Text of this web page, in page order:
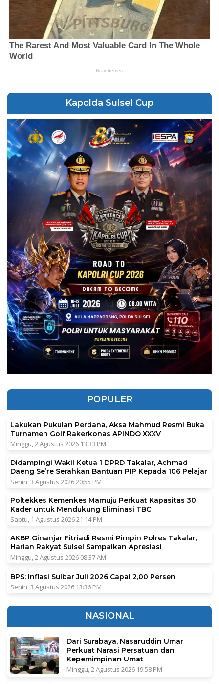
Kapolda Sulsel Cup
POPULER
Lakukan Pukulan Perdana, Aksa Mahmud Resmi Buka
Turnamen Golf Rakerkonas APINDO XXXV
Minggu, 2 Agustus 2026 13:33 PM
Didampingi Wakil Ketua 1 DPRD Takalar, Achmad
Daeng Se’re Serahkan Bantuan PIP Kepada 106 Pelajar
Senin, 3 Agustus 2026 20:55 PM
Poltekkes Kemenkes Mamuju Perkuat Kapasitas 30
Kader untuk Mendukung Eliminasi TBC
Sabtu, 1 Agustus 2026 21:14 PM
AKBP Ginanjar Fitriadi Resmi Pimpin Polres Takalar,
Harian Rakyat Sulsel Sampaikan Apresiasi
Minggu, 2 Agustus 2026 08:37 AM
BPS: Inflasi Sulbar Juli 2026 Capai 2,00 Persen
Senin, 3 Agustus 2026 13:36 PM
NASIONAL
Dari Surabaya, Nasaruddin Umar
Perkuat Narasi Persatuan dan
Kepemimpinan Umat
Minggu, 2 Agustus 2026 19:58 PM